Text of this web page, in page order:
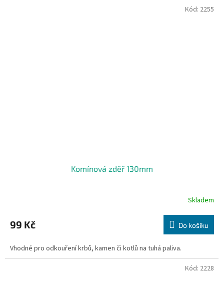
Komínová zděř 130mm
Skladem
99 Kč Do košíku
Vhodné pro odkouření krbů, kamen či kotlů na tuhá paliva.
Kód: 2255
Kód: 2228